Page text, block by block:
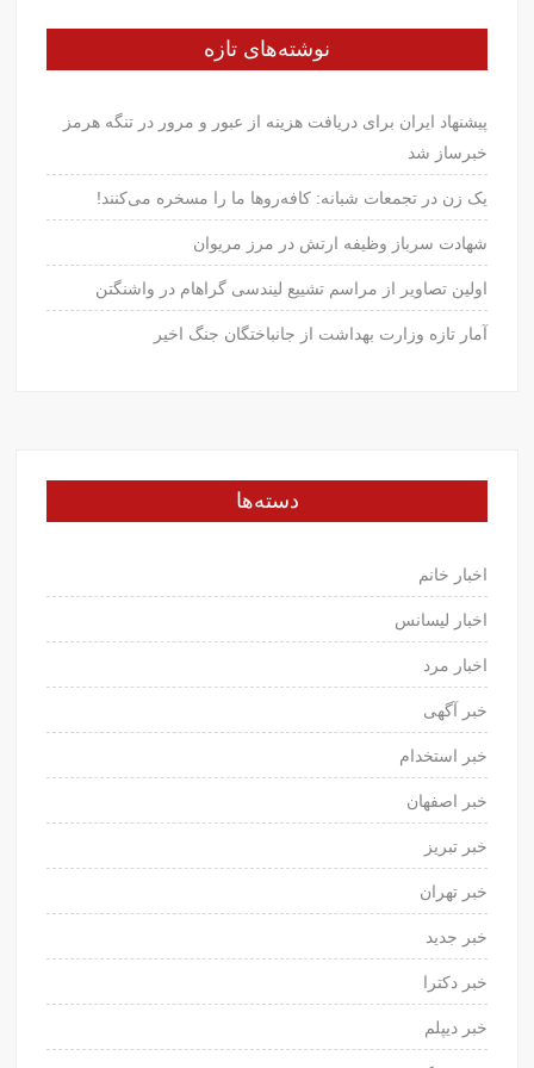
نوشته‌های تازه
پیشنهاد ایران برای دریافت هزینه از عبور و مرور در تنگه هرمز
خبرساز شد
یک زن در تجمعات شبانه: کافه‌روها ما را مسخره می‌کنند!
شهادت سرباز وظیفه ارتش در مرز مریوان
اولین تصاویر از مراسم تشییع لیندسی گراهام در واشنگتن
آمار تازه وزارت بهداشت از جانباختگان جنگ اخیر
دسته‌ها
اخبار خانم
اخبار لیسانس
اخبار مرد
خبر آگهی
خبر استخدام
خبر اصفهان
خبر تبریز
خبر تهران
خبر جدید
خبر دکترا
خبر دیپلم